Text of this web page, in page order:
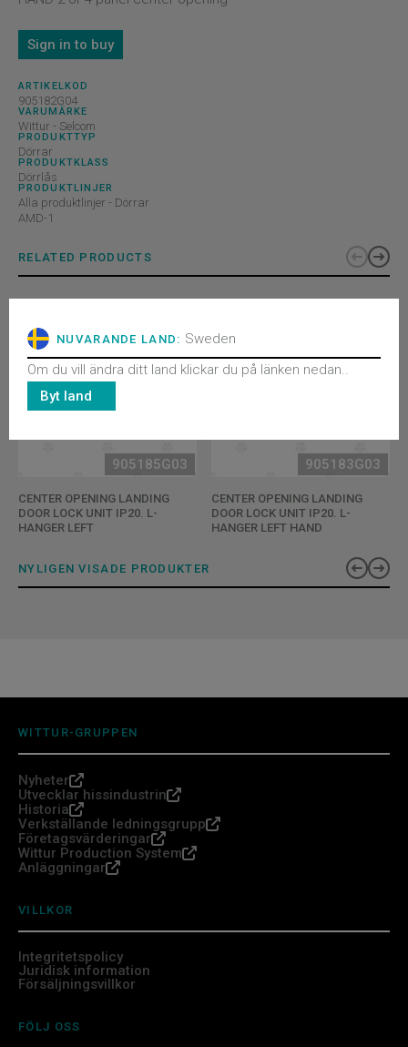
Sign in to buy
ARTIKELKOD
905182G04
VARUMÄRKE
Wittur - Selcom
PRODUKTTYP
Dörrar
PRODUKTKLASS
Dörrlås
PRODUKTLINJER
Alla produktlinjer - Dörrar
AMD-1
RELATED PRODUCTS
905185G03
CENTER OPENING LANDING
DOOR LOCK UNIT IP20. L-
HANGER LEFT
905183G03
CENTER OPENING LANDING
DOOR LOCK UNIT IP20. L-
HANGER LEFT HAND
NYLIGEN VISADE PRODUKTER
WITTUR-GRUPPEN
Nyheter
Utvecklar hissindustrin
Historia
Verkställande ledningsgrupp
Företagsvärderingar
Wittur Production System
Anläggningar
VILLKOR
Integritetspolicy
Juridisk information
Försäljningsvillkor
FÖLJ OSS
NUVARANDE LAND: Sweden
Om du vill ändra ditt land klickar du på länken nedan..
Byt land